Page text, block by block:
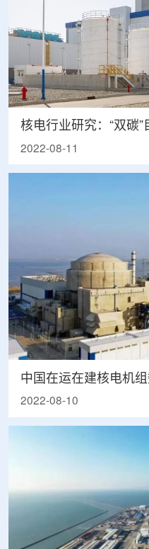
核电行业研究：“双碳
2022-08-11
中国在运在建核电机
2022-08-10